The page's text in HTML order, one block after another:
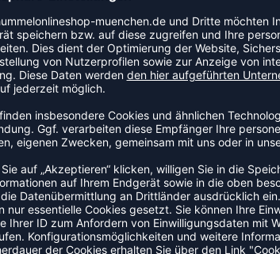
Obermaterial aus PU und Mesh, das
Schuh verfügt über TPU-Hotmelt-
Innenseite mit einem Power Shield. Er
Zwischensohle, der weichen Fersen- und